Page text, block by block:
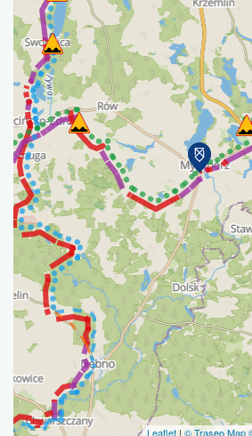
Leaflet |© Traseo Map